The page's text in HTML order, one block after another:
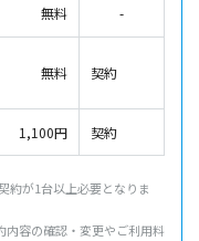
無料 -
無料 契約
1,100円 契約
約が1台以上必要となりま
容の確認・変更やご利用料